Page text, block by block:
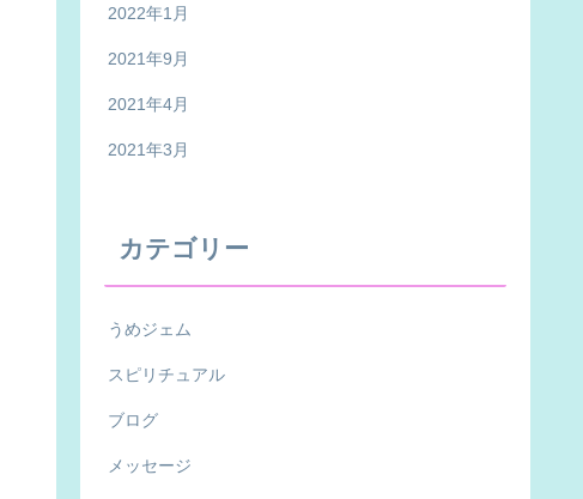
2022年1月
2021年9月
2021年4月
2021年3月
カテゴリー
うめジェム
スピリチュアル
ブログ
メッセージ